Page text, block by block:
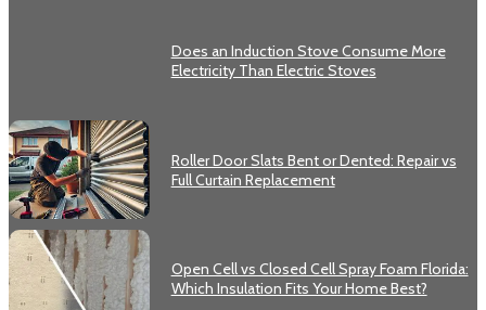
Does an Induction Stove Consume More
Electricity Than Electric Stoves
Roller Door Slats Bent or Dented: Repair vs
Full Curtain Replacement
Open Cell vs Closed Cell Spray Foam Florida:
Which Insulation Fits Your Home Best?